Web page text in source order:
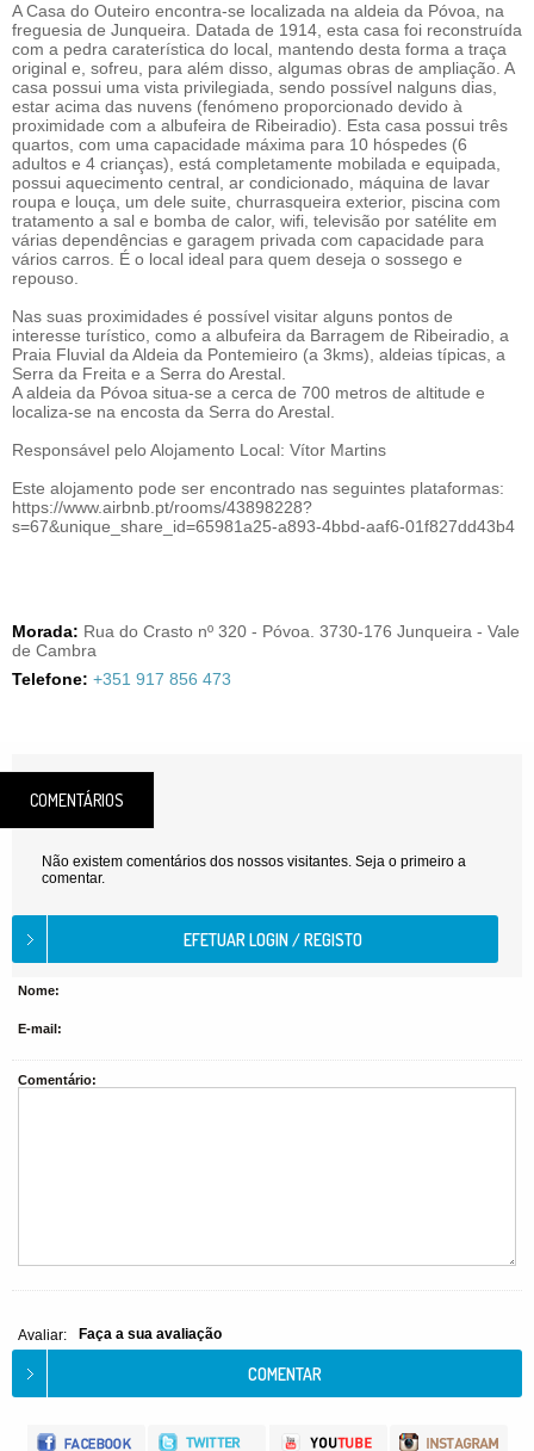
A Casa do Outeiro encontra-se localizada na aldeia da Póvoa, na
freguesia de Junqueira. Datada de 1914, esta casa foi reconstruída
com a pedra caraterística do local, mantendo desta forma a traça
original e, sofreu, para além disso, algumas obras de ampliação. A
casa possui uma vista privilegiada, sendo possível nalguns dias,
estar acima das nuvens (fenómeno proporcionado devido à
proximidade com a albufeira de Ribeiradio). Esta casa possui três
quartos, com uma capacidade máxima para 10 hóspedes (6
adultos e 4 crianças), está completamente mobilada e equipada,
possui aquecimento central, ar condicionado, máquina de lavar
roupa e louça, um dele suite, churrasqueira exterior, piscina com
tratamento a sal e bomba de calor, wifi, televisão por satélite em
várias dependências e garagem privada com capacidade para
vários carros. É o local ideal para quem deseja o sossego e
repouso.
Nas suas proximidades é possível visitar alguns pontos de
interesse turístico, como a albufeira da Barragem de Ribeiradio, a
Praia Fluvial da Aldeia da Pontemieiro (a 3kms), aldeias típicas, a
Serra da Freita e a Serra do Arestal.
A aldeia da Póvoa situa-se a cerca de 700 metros de altitude e
localiza-se na encosta da Serra do Arestal.
Responsável pelo Alojamento Local: Vítor Martins
Este alojamento pode ser encontrado nas seguintes plataformas:
https://www.airbnb.pt/rooms/43898228?
s=67&unique_share_id=65981a25-a893-4bbd-aaf6-01f827dd43b4
Morada: Rua do Crasto nº 320 - Póvoa. 3730-176 Junqueira - Vale
de Cambra
Telefone: +351 917 856 473
COMENTÁRIOS
Não existem comentários dos nossos visitantes. Seja o primeiro a
comentar.
Nome:
E-mail:
Comentário:
Avaliar: Faça a sua avaliação